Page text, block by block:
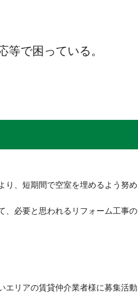
で困っている。
り、短期間で空室を埋めるよう努め
、必要と思われるリフォーム工事の
エリアの賃貸仲介業者様に募集活動